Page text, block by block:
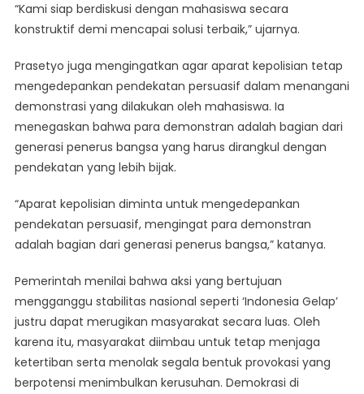
“Kami siap berdiskusi dengan mahasiswa secara
konstruktif demi mencapai solusi terbaik,” ujarnya.
Prasetyo juga mengingatkan agar aparat kepolisian tetap
mengedepankan pendekatan persuasif dalam menangani
demonstrasi yang dilakukan oleh mahasiswa. Ia
menegaskan bahwa para demonstran adalah bagian dari
generasi penerus bangsa yang harus dirangkul dengan
pendekatan yang lebih bijak.
“Aparat kepolisian diminta untuk mengedepankan
pendekatan persuasif, mengingat para demonstran
adalah bagian dari generasi penerus bangsa,” katanya.
Pemerintah menilai bahwa aksi yang bertujuan
mengganggu stabilitas nasional seperti ‘Indonesia Gelap’
justru dapat merugikan masyarakat secara luas. Oleh
karena itu, masyarakat diimbau untuk tetap menjaga
ketertiban serta menolak segala bentuk provokasi yang
berpotensi menimbulkan kerusuhan. Demokrasi di